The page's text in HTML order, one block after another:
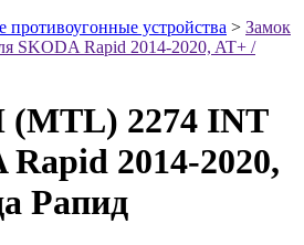
противоугонные устройства > Замок
SKODA Rapid 2014-2020, AT+ /
2274 INT
2014-2020,
Рапид